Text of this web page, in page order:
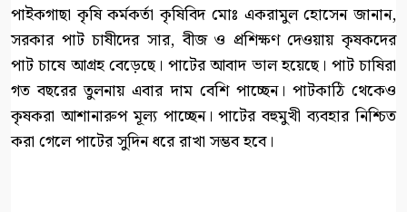
পাইকগাছা কৃষি কর্মকর্তা কৃষিবিদ মোঃ একরামুল হোসেন জানান,
সরকার পাট চাষীদের সার, বীজ ও প্রশিক্ষণ দেওয়ায় কৃষকদের
পাট চাষে আগ্রহ বেড়েছে। পাটের আবাদ ভাল হয়েছে। পাট চাষিরা
গত বছরের তুলনায় এবার দাম বেশি পাচ্ছেন। পাটকাঠি থেকেও
কৃষকরা আশানারুপ মূল্য পাচ্ছেন। পাটের বহুমুখী ব্যবহার নিশ্চিত
করা গেলে পাটের সুদিন ধরে রাখা সম্ভব হবে।